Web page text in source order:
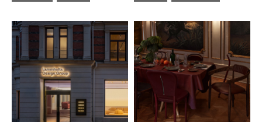
#2026년4월호
#2026년4월호